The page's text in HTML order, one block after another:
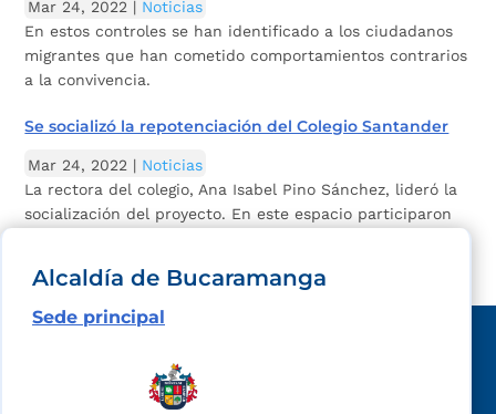
Mar 24, 2022 | Noticias
En estos controles se han identificado a los ciudadanos
migrantes que han cometido comportamientos contrarios
a la convivencia.
Se socializó la repotenciación del Colegio Santander
Mar 24, 2022 | Noticias
La rectora del colegio, Ana Isabel Pino Sánchez, lideró la
socialización del proyecto. En este espacio participaron
Alcaldía de Bucaramanga
Sede principal